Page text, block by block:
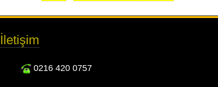
İletişim
0216 420 0757